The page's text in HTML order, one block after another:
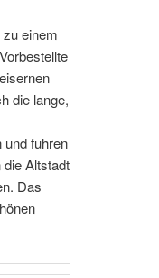
einem
die lange,
und fuhren
Altstadt
Das